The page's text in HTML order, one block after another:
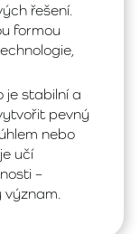
řešení.
formou
je stabilní a
pevný
nebo
učí
–